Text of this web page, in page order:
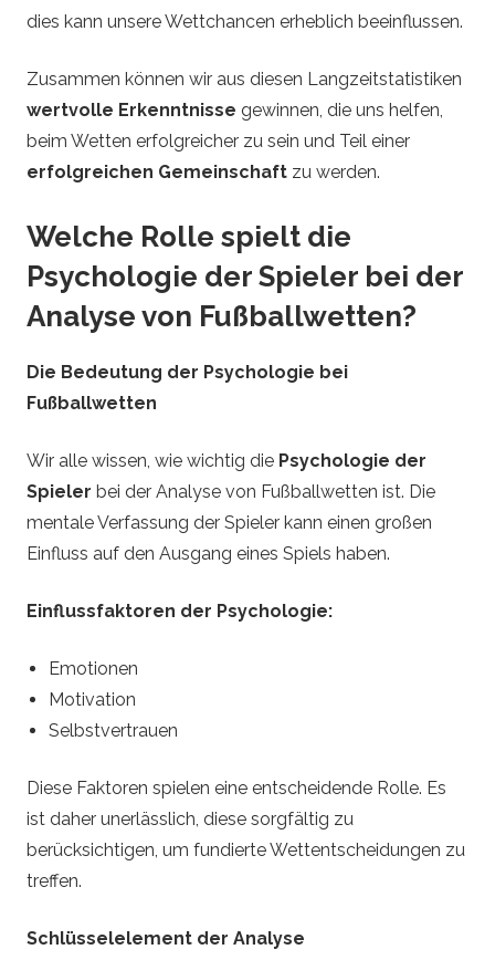
dies kann unsere Wettchancen erheblich beeinflussen.
Zusammen können wir aus diesen Langzeitstatistiken
wertvolle Erkenntnisse gewinnen, die uns helfen,
beim Wetten erfolgreicher zu sein und Teil einer
erfolgreichen Gemeinschaft zu werden.
Welche Rolle spielt die
Psychologie der Spieler bei der
Analyse von Fußballwetten?
Die Bedeutung der Psychologie bei
Fußballwetten
Wir alle wissen, wie wichtig die Psychologie der
Spieler bei der Analyse von Fußballwetten ist. Die
mentale Verfassung der Spieler kann einen großen
Einfluss auf den Ausgang eines Spiels haben.
Einflussfaktoren der Psychologie:
Emotionen
Motivation
Selbstvertrauen
Diese Faktoren spielen eine entscheidende Rolle. Es
ist daher unerlässlich, diese sorgfältig zu
berücksichtigen, um fundierte Wettentscheidungen zu
treffen.
Schlüsselelement der Analyse